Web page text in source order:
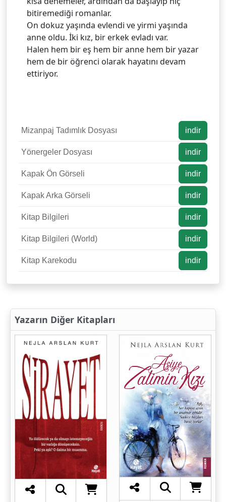
bitiremediği romanlar.
On dokuz yaşında evlendi ve yirmi yaşında
anne oldu. İki kız, bir erkek evladı var.
Halen hem bir eş hem bir anne hem bir yazar
hem de bir öğrenci olarak hayatını devam
ettiriyor.
Mizanpaj Tadımlık Dosyası indir
Yönergeler Dosyası indir
Kapak Ön Görseli indir
Kapak Arka Görseli indir
Kitap Bilgileri indir
Kitap Bilgileri (World) indir
Kitap Karekodu indir
Yazarın Diğer Kitapları